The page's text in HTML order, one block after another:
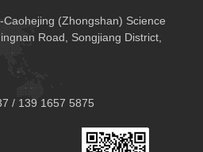
(Zhongshan) Science
Road, Songjiang District,
/ 139 1657 5875